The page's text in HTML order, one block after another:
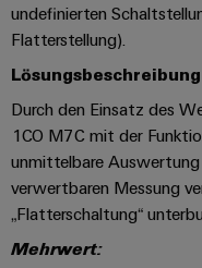
undefinierten
Flatterstellung).
Durch den Einsatz des
1CO M7C mit der
unmittelbare
verwertbaren Messung
„Flatterschaltung“
Mehrwert: